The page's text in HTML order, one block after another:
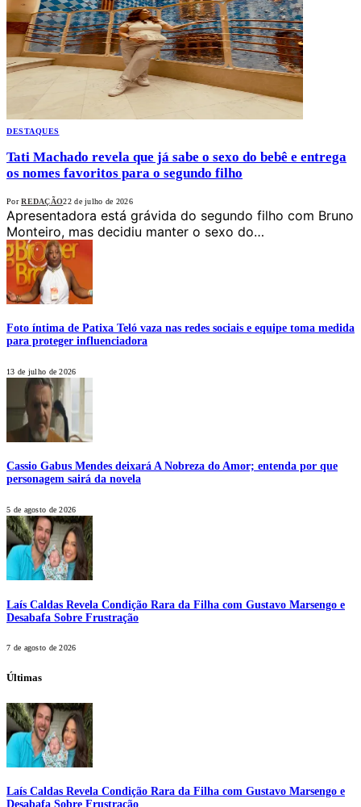
DESTAQUES
Tati Machado revela que já sabe o sexo do bebê e entrega
os nomes favoritos para o segundo filho
Por REDAÇÃO22 de julho de 2026
Apresentadora está grávida do segundo filho com Bruno
Monteiro, mas decidiu manter o sexo do…
Foto íntima de Patixa Teló vaza nas redes sociais e equipe toma medida
para proteger influenciadora
13 de julho de 2026
Cassio Gabus Mendes deixará A Nobreza do Amor; entenda por que
personagem sairá da novela
5 de agosto de 2026
Laís Caldas Revela Condição Rara da Filha com Gustavo Marsengo e
Desabafa Sobre Frustração
7 de agosto de 2026
Últimas
Laís Caldas Revela Condição Rara da Filha com Gustavo Marsengo e
Desabafa Sobre Frustração